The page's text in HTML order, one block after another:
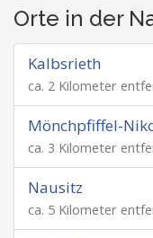
Orte in der
Kalbsrieth
ca. 2 Kilometer
Mönchpfiffel-
ca. 3 Kilometer
Nausitz
ca. 5 Kilometer